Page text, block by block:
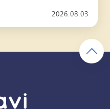
2026.08.03